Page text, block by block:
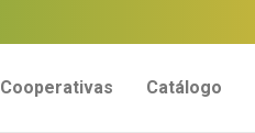
Cooperativas Catálogo